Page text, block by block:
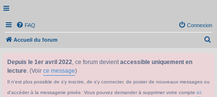
FAQ Connexion
Accueil du forum
Depuis le 1er avril 2022, ce forum devientaccessible uniquement en
lecture. (Voir ce message)
Il n'est plus possible de s'y inscrire, de s'y connecter, de poster de nouveaux messages ou
d'accéder à la messagerie privée. Vous pouvez demander à supprimer votre compte ici